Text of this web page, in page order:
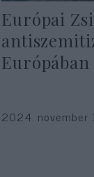
Európai
Európában
2024. november